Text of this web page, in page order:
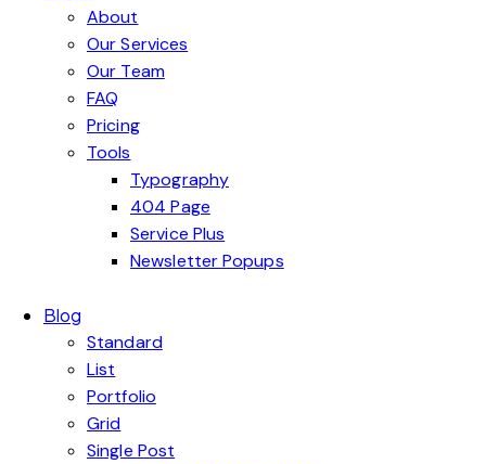
About
Our Services
Our Team
FAQ
Pricing
Tools
Typography
404 Page
Service Plus
Newsletter Popups
Blog
Standard
List
Portfolio
Grid
Single Post